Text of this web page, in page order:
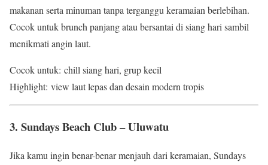
makanan serta minuman tanpa terganggu keramaian berlebihan.
Cocok untuk brunch panjang atau bersantai di siang hari sambil
menikmati angin laut.
Cocok untuk: chill siang hari, grup kecil
Highlight: view laut lepas dan desain modern tropis
3. Sundays Beach Club – Uluwatu
Jika kamu ingin benar-benar menjauh dari keramaian, Sundays